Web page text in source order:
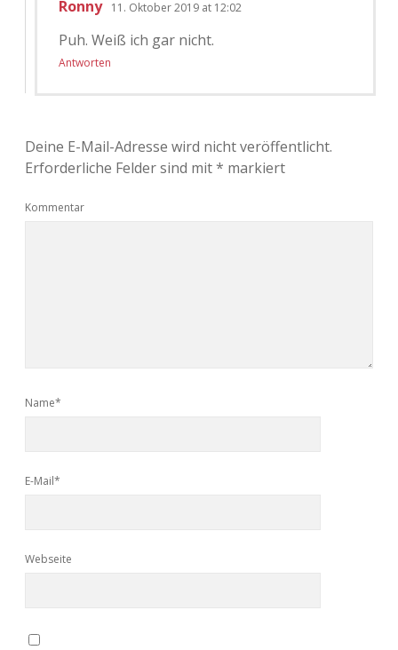
Ronny 11. Oktober 2019 at 12:02
Puh. Weiß ich gar nicht.
Antworten
Deine E-Mail-Adresse wird nicht veröffentlicht.
Erforderliche Felder sind mit* markiert
Kommentar
Name*
E-Mail*
Webseite